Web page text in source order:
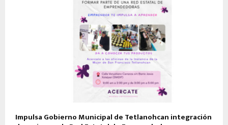
Impulsa Gobierno Municipal de Tetlanohcan integración